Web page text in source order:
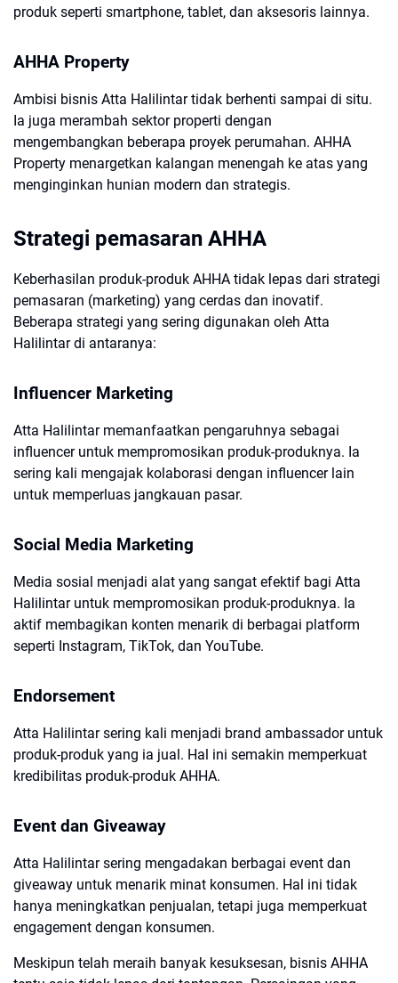
produk seperti smartphone, tablet, dan aksesoris lainnya.
AHHA Property
Ambisi bisnis Atta Halilintar tidak berhenti sampai di situ.
Ia juga merambah sektor properti dengan
mengembangkan beberapa proyek perumahan. AHHA
Property menargetkan kalangan menengah ke atas yang
menginginkan hunian modern dan strategis.
Strategi pemasaran AHHA
Keberhasilan produk-produk AHHA tidak lepas dari strategi
pemasaran (marketing) yang cerdas dan inovatif.
Beberapa strategi yang sering digunakan oleh Atta
Halilintar di antaranya:
Influencer Marketing
Atta Halilintar memanfaatkan pengaruhnya sebagai
influencer untuk mempromosikan produk-produknya. Ia
sering kali mengajak kolaborasi dengan influencer lain
untuk memperluas jangkauan pasar.
Social Media Marketing
Media sosial menjadi alat yang sangat efektif bagi Atta
Halilintar untuk mempromosikan produk-produknya. Ia
aktif membagikan konten menarik di berbagai platform
seperti Instagram, TikTok, dan YouTube.
Endorsement
Atta Halilintar sering kali menjadi brand ambassador untuk
produk-produk yang ia jual. Hal ini semakin memperkuat
kredibilitas produk-produk AHHA.
Event dan Giveaway
Atta Halilintar sering mengadakan berbagai event dan
giveaway untuk menarik minat konsumen. Hal ini tidak
hanya meningkatkan penjualan, tetapi juga memperkuat
engagement dengan konsumen.
Meskipun telah meraih banyak kesuksesan, bisnis AHHA